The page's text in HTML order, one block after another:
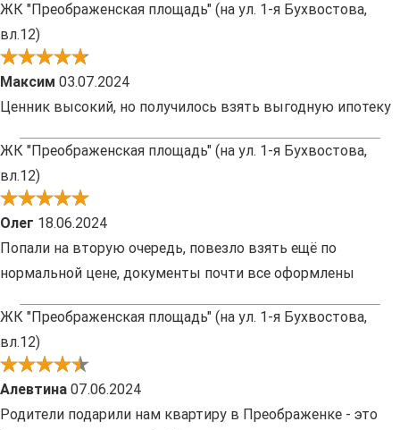
ЖК "Преображенская площадь" (на ул. 1-я Бухвостова,
вл.12)
Максим 03.07.2024
Ценник высокий, но получилось взять выгодную ипотеку
ЖК "Преображенская площадь" (на ул. 1-я Бухвостова,
вл.12)
Олег 18.06.2024
Попали на вторую очередь, повезло взять ещё по
нормальной цене, документы почти все оформлены
ЖК "Преображенская площадь" (на ул. 1-я Бухвостова,
вл.12)
Алевтина 07.06.2024
Родители подарили нам квартиру в Преображенке - это